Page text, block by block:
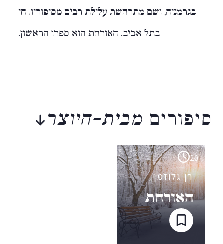
בגרמניה, ושם מתרחשת עלילת רבים מסיפוריו. חי
בתל אביב. האורחת הוא ספרו הראשון.
סיפורים מבית-היוצר
20
רן גלוזמן
האורחת